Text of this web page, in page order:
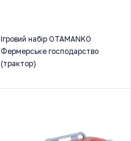
Ігровий набір OTAMANKO
Фермерське господарство
(трактор)